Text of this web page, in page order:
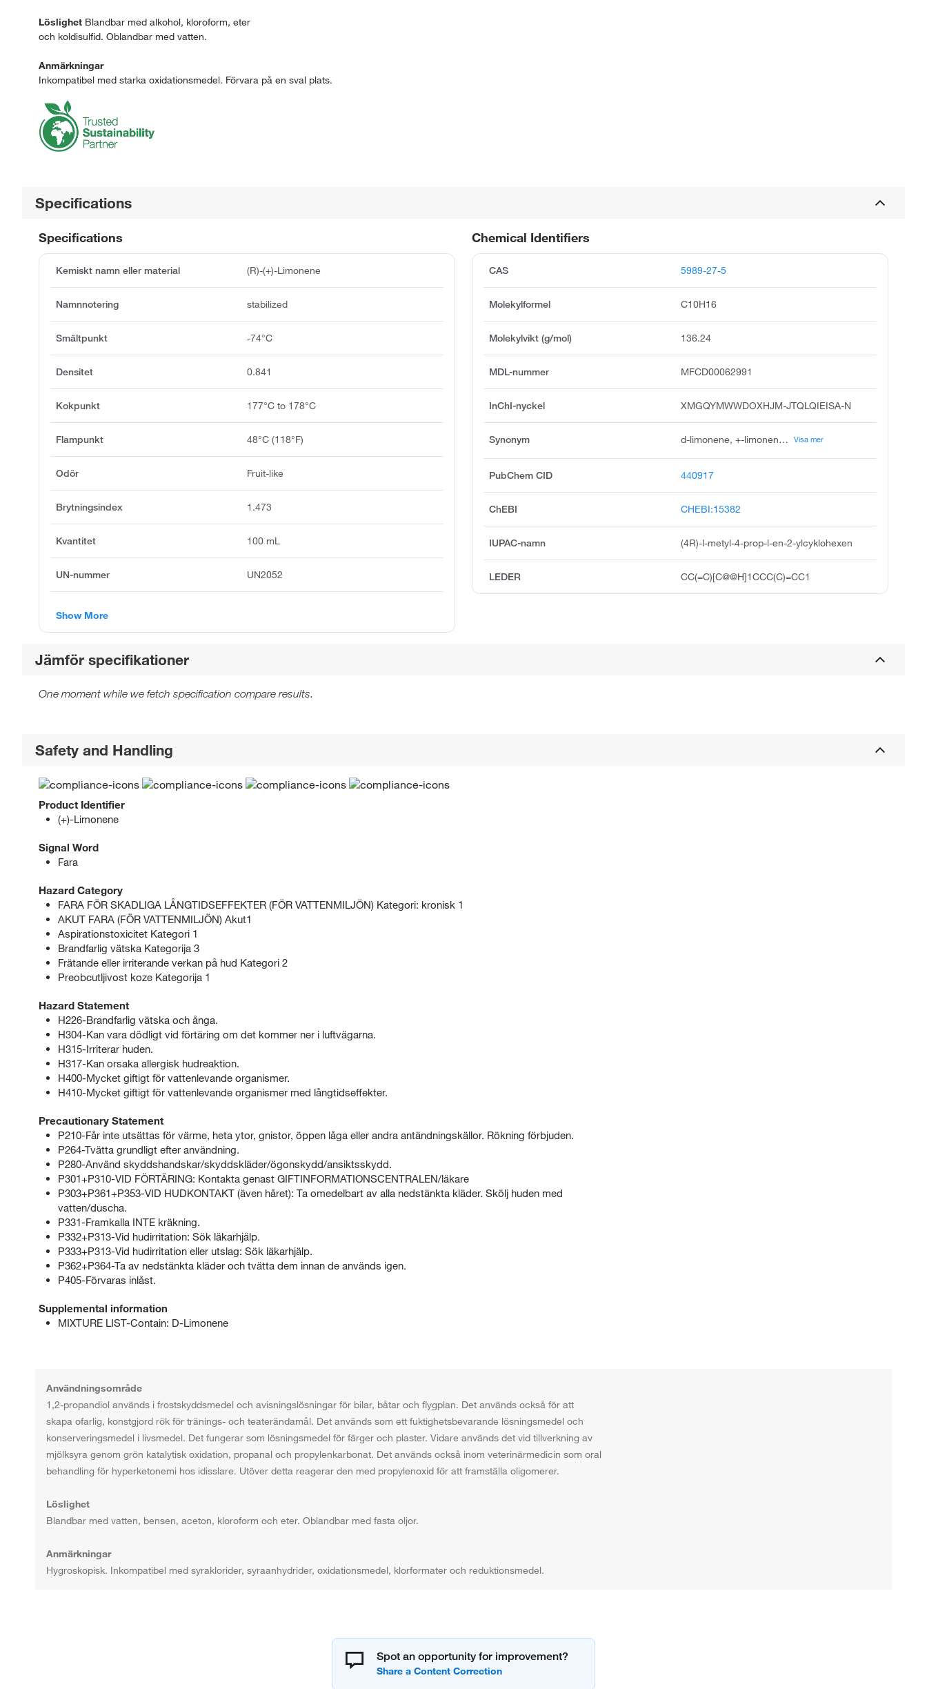
Löslighet Blandbar med alkohol, kloroform, eter
och koldisulfid. Oblandbar med vatten.
Anmärkningar
Inkompatibel med starka oxidationsmedel. Förvara på en sval plats.
Specifications
Chemical Identifiers
CAS 5989-27-5
Molekylformel C10H16
Molekylvikt (g/mol) 136.24
MDL-nummer MFCD00062991
InChI-nyckel XMGQYMWWDOXHJM-JTQLQIEISA-N
Synonym d-limonene, +-limonene, r-+-limonene, +-4r-limonene, +-carvene, +-dipentene, citrene, +-p-mentha-1,8-diene, 4r-limonene, d-+-limonene Visa mer
PubChem CID 440917
ChEBI CHEBI:15382
IUPAC-namn (4R)-l-metyl-4-prop-l-en-2-ylcyklohexen
LEDER CC(=C)[C@@H]1CCC(C)=CC1
Specifications
Kemiskt namn eller material (R)-(+)-Limonene
Namnnotering stabilized
Smältpunkt -74°C
Densitet 0.841
Kokpunkt 177°C to 178°C
Flampunkt 48°C (118°F)
Odör Fruit-like
Brytningsindex 1.473
Kvantitet 100 mL
UN-nummer UN2052
Show More
Jämför specifikationer
One moment while we fetch specification compare results.
Safety and Handling
Product Identifier
(+)-Limonene
Signal Word
Fara
Hazard Category
FARA FÖR SKADLIGA LÅNGTIDSEFFEKTER (FÖR VATTENMILJÖN) Kategori: kronisk 1
AKUT FARA (FÖR VATTENMILJÖN) Akut1
Aspirationstoxicitet Kategori 1
Brandfarlig vätska Kategorija 3
Frätande eller irriterande verkan på hud Kategori 2
Preobcutljivost koze Kategorija 1
Hazard Statement
H226-Brandfarlig vätska och ånga.
H304-Kan vara dödligt vid förtäring om det kommer ner i luftvägarna.
H315-Irriterar huden.
H317-Kan orsaka allergisk hudreaktion.
H400-Mycket giftigt för vattenlevande organismer.
H410-Mycket giftigt för vattenlevande organismer med långtidseffekter.
Precautionary Statement
P210-Får inte utsättas för värme, heta ytor, gnistor, öppen låga eller andra antändningskällor. Rökning förbjuden.
P264-Tvätta grundligt efter användning.
P280-Använd skyddshandskar/skyddskläder/ögonskydd/ansiktsskydd.
P301+P310-VID FÖRTÄRING: Kontakta genast GIFTINFORMATIONSCENTRALEN/läkare
P303+P361+P353-VID HUDKONTAKT (även håret): Ta omedelbart av alla nedstänkta kläder. Skölj huden med
vatten/duscha.
P331-Framkalla INTE kräkning.
P332+P313-Vid hudirritation: Sök läkarhjälp.
P333+P313-Vid hudirritation eller utslag: Sök läkarhjälp.
P362+P364-Ta av nedstänkta kläder och tvätta dem innan de används igen.
P405-Förvaras inlåst.
Supplemental information
MIXTURE LIST-Contain: D-Limonene
Användningsområde
1,2-propandiol används i frostskyddsmedel och avisningslösningar för bilar, båtar och flygplan. Det används också för att
skapa ofarlig, konstgjord rök för tränings- och teaterändamål. Det används som ett fuktighetsbevarande lösningsmedel och
konserveringsmedel i livsmedel. Det fungerar som lösningsmedel för färger och plaster. Vidare används det vid tillverkning av
mjölksyra genom grön katalytisk oxidation, propanal och propylenkarbonat. Det används också inom veterinärmedicin som oral
behandling för hyperketonemi hos idisslare. Utöver detta reagerar den med propylenoxid för att framställa oligomerer.
Löslighet
Blandbar med vatten, bensen, aceton, kloroform och eter. Oblandbar med fasta oljor.
Anmärkningar
Hygroskopisk. Inkompatibel med syraklorider, syraanhydrider, oxidationsmedel, klorformater och reduktionsmedel.
Spot an opportunity for improvement?